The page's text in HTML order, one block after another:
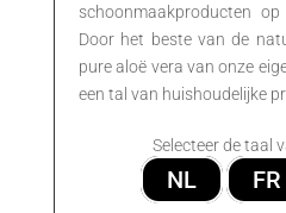
schoonmaakproducten
Door het beste van de
pure aloë vera van onze
een tal van huishoudelijke
Selecteer de taal
NL FR